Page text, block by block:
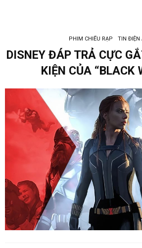
PHIM CHIẾU RẠP TIN ĐIỆN
DISNEY ĐÁP TRẢ CỰC
KIỆN CỦA “BLACK